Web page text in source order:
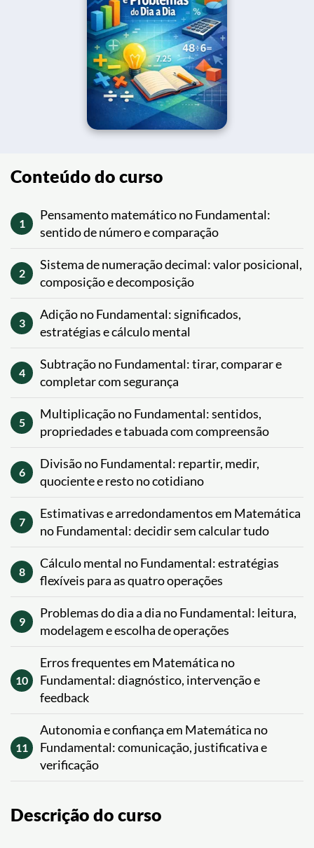
Conteúdo do curso
1
Pensamento matemático no Fundamental:
sentido de número e comparação
2
Sistema de numeração decimal: valor posicional,
composição e decomposição
3
Adição no Fundamental: significados,
estratégias e cálculo mental
4
Subtração no Fundamental: tirar, comparar e
completar com segurança
5
Multiplicação no Fundamental: sentidos,
propriedades e tabuada com compreensão
6
Divisão no Fundamental: repartir, medir,
quociente e resto no cotidiano
7
Estimativas e arredondamentos em Matemática
no Fundamental: decidir sem calcular tudo
8
Cálculo mental no Fundamental: estratégias
flexíveis para as quatro operações
9
Problemas do dia a dia no Fundamental: leitura,
modelagem e escolha de operações
10
Erros frequentes em Matemática no
Fundamental: diagnóstico, intervenção e
feedback
11
Autonomia e confiança em Matemática no
Fundamental: comunicação, justificativa e
verificação
Descrição do curso